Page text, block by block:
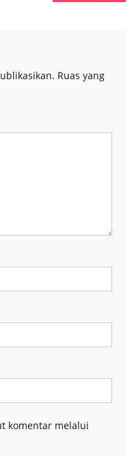
Ruas yang
komentar melalui